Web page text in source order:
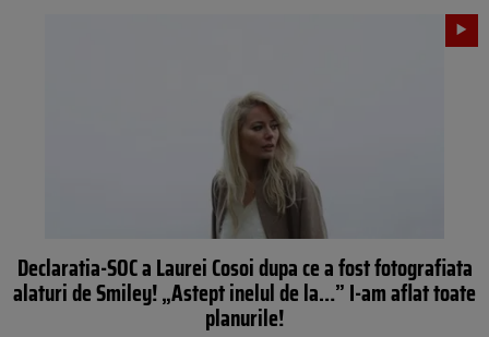
Declaratia-SOC a Laurei Cosoi dupa ce a fost fotografiata
alaturi de Smiley! „Astept inelul de la…” I-am aflat toate
planurile!